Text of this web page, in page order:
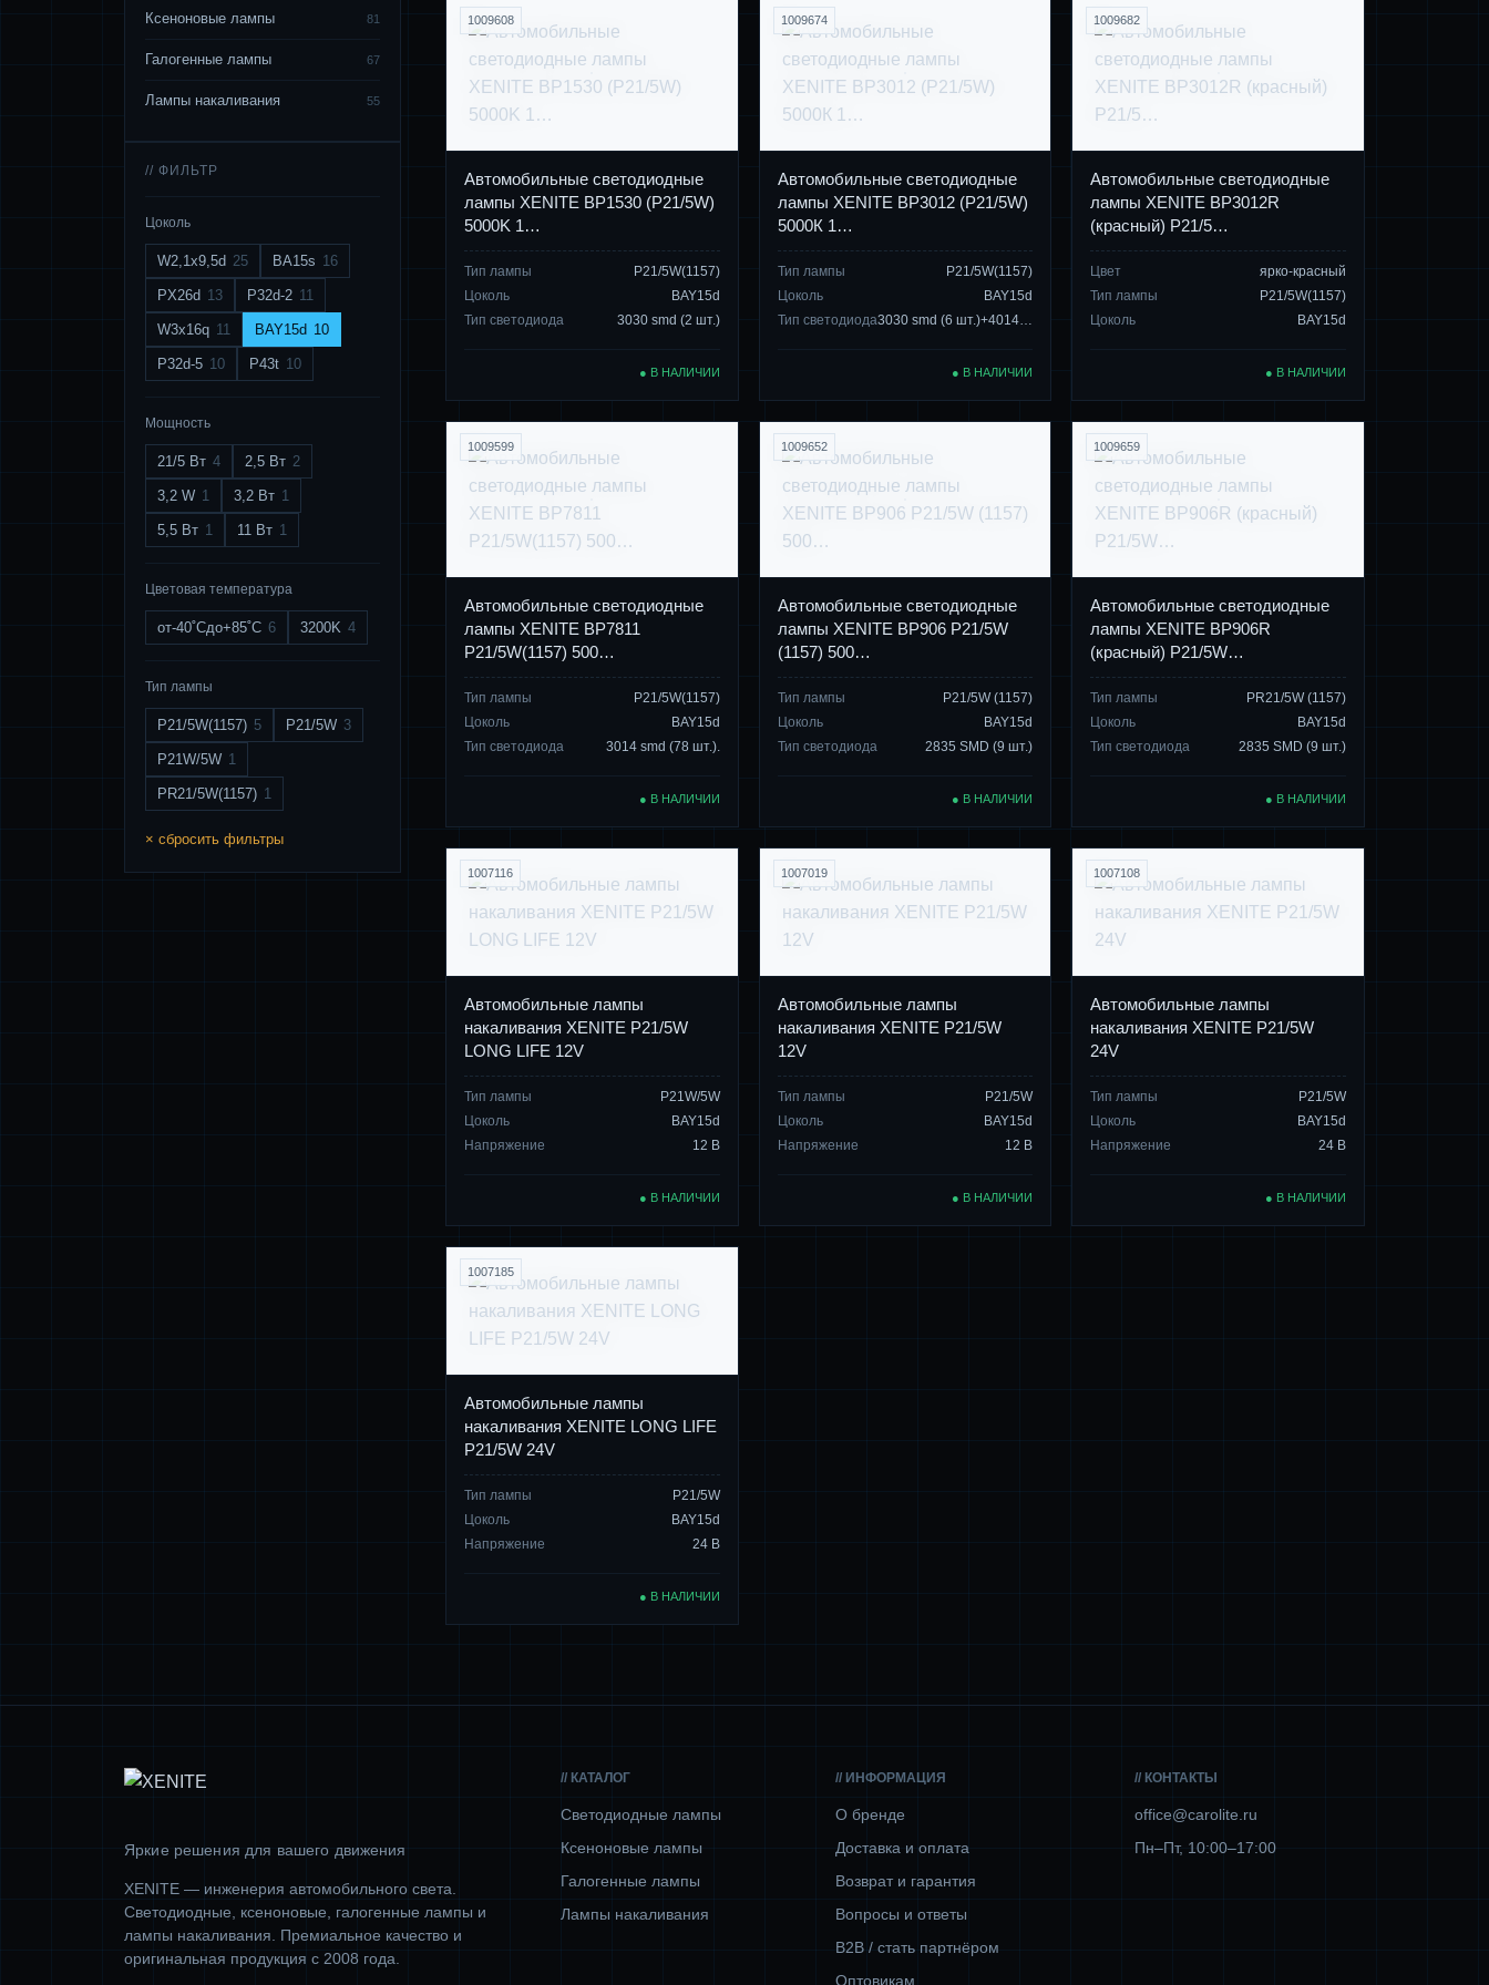
Ксеноновые лампы 81
Галогенные лампы 67
Лампы накаливания 55
// ФИЛЬТР
Цоколь
W2,1x9,5d 25 BA15s 16
PX26d 13 P32d-2 11
W3x16q 11 BAY15d 10
P32d-5 10 P43t 10
Мощность
21/5 Вт 4 2,5 Вт 2
3,2 W 1 3,2 Вт 1
5,5 Вт 1 11 Вт 1
Цветовая температура
от-40˚Сдо+85˚С 6 3200K 4
Тип лампы
P21/5W(1157) 5 P21/5W 3
P21W/5W 1
PR21/5W(1157) 1
× сбросить фильтры
1009608
Автомобильные светодиодные
лампы XENITE BP1530 (P21/5W)
5000K 1…
Тип лампы
P21/5W(1157)
Цоколь
BAY15d
Тип светодиода
3030 smd (2 шт.)
● В НАЛИЧИИ
1009674
Автомобильные светодиодные
лампы XENITE BP3012 (P21/5W)
5000К 1…
Тип лампы
P21/5W(1157)
Цоколь
BAY15d
Тип светодиода3030 smd (6 шт.)+4014…
● В НАЛИЧИИ
1009682
Автомобильные светодиодные
лампы XENITE BP3012R
(красный) P21/5…
Цвет
ярко-красный
Тип лампы
P21/5W(1157)
Цоколь
BAY15d
● В НАЛИЧИИ
1009599
Автомобильные светодиодные
лампы XENITE BP7811
P21/5W(1157) 500…
Тип лампы
P21/5W(1157)
Цоколь
BAY15d
Тип светодиода
3014 smd (78 шт.).
● В НАЛИЧИИ
1009652
Автомобильные светодиодные
лампы XENITE BP906 P21/5W
(1157) 500…
Тип лампы
P21/5W (1157)
Цоколь
BAY15d
Тип светодиода
2835 SMD (9 шт.)
● В НАЛИЧИИ
1009659
Автомобильные светодиодные
лампы XENITE BP906R
(красный) P21/5W…
Тип лампы
PR21/5W (1157)
Цоколь
BAY15d
Тип светодиода
2835 SMD (9 шт.)
● В НАЛИЧИИ
1007116
Автомобильные лампы
накаливания XENITE P21/5W
LONG LIFE 12V
Тип лампы
P21W/5W
Цоколь
BAY15d
Напряжение
12 В
● В НАЛИЧИИ
1007019
Автомобильные лампы
накаливания XENITE P21/5W
12V
Тип лампы
P21/5W
Цоколь
BAY15d
Напряжение
12 В
● В НАЛИЧИИ
1007108
Автомобильные лампы
накаливания XENITE P21/5W
24V
Тип лампы
P21/5W
Цоколь
BAY15d
Напряжение
24 В
● В НАЛИЧИИ
1007185
Автомобильные лампы
накаливания XENITE LONG LIFE
P21/5W 24V
Тип лампы
P21/5W
Цоколь
BAY15d
Напряжение
24 В
● В НАЛИЧИИ
Яркие решения для вашего движения
XENITE — инженерия автомобильного света.
Светодиодные, ксеноновые, галогенные лампы и
лампы накаливания. Премиальное качество и
оригинальная продукция с 2008 года.
// КАТАЛОГ
Светодиодные лампы
Ксеноновые лампы
Галогенные лампы
Лампы накаливания
// ИНФОРМАЦИЯ
О бренде
Доставка и оплата
Возврат и гарантия
Вопросы и ответы
B2B / стать партнёром
Оптовикам
// КОНТАКТЫ
office@carolite.ru
Пн–Пт, 10:00–17:00